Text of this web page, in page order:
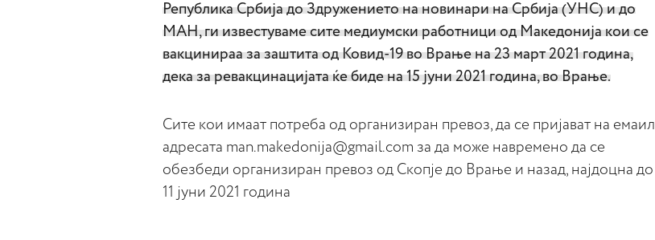
Република Србија до Здружението на новинари на Србија (УНС) и до
МАН, ги известуваме сите медиумски работници од Македонија кои се
вакцинираа за заштита од Ковид-19 во Врање на 23 март 2021 година,
дека за ревакцинацијата ќе биде на 15 јуни 2021 година, во Врање.
Сите кои имаат потреба од организиран превоз, да се пријават на емаил
адресата man.makedonija@gmail.com за да може навремено да се
обезбеди организиран превоз од Скопје до Врање и назад, најдоцна до
11 јуни 2021 година